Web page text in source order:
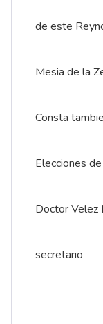
de este
Mesia de la
Consta
Elecciones
Doctor Velez
secretario